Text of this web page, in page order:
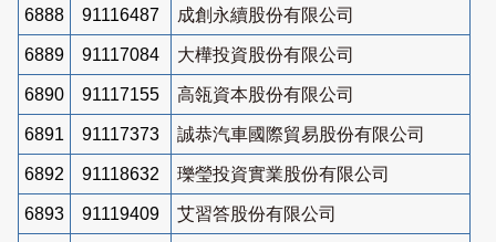
6888 91116487 成創永續股份有限公司
6889 91117084 大樺投資股份有限公司
6890 91117155 高瓴資本股份有限公司
6891 91117373 誠恭汽車國際貿易股份有限公司
6892 91118632 瓅瑩投資實業股份有限公司
6893 91119409 艾習答股份有限公司